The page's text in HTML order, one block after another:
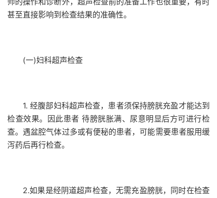
甚至直接影响到检查结果的准确性。
(一)妇科超声检查
1. 经腹部妇科超声检查，患者须保持膀胱充盈才能达到
检查效果。因此患者 待膀胱胀满、尿意明显后方可进行检
查。遇盆腔气体过多或有便秘的患者，可能需要患者服用缓
泻药后再行检查。
2.如果是经阴道超声检查，无需充盈膀胱，同时在检查